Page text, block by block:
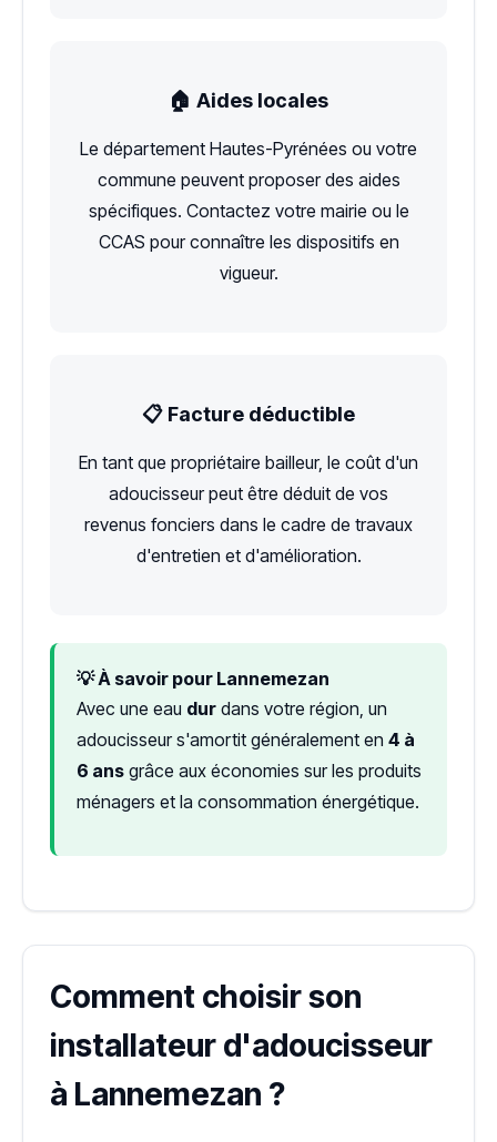
🏠 Aides locales
Le département Hautes-Pyrénées ou votre
commune peuvent proposer des aides
spécifiques. Contactez votre mairie ou le
CCAS pour connaître les dispositifs en
vigueur.
📋 Facture déductible
En tant que propriétaire bailleur, le coût d'un
adoucisseur peut être déduit de vos
revenus fonciers dans le cadre de travaux
d'entretien et d'amélioration.
💡 À savoir pour Lannemezan
Avec une eau dur dans votre région, un
adoucisseur s'amortit généralement en 4 à
6 ans grâce aux économies sur les produits
ménagers et la consommation énergétique.
Comment choisir son
installateur d'adoucisseur
à Lannemezan ?